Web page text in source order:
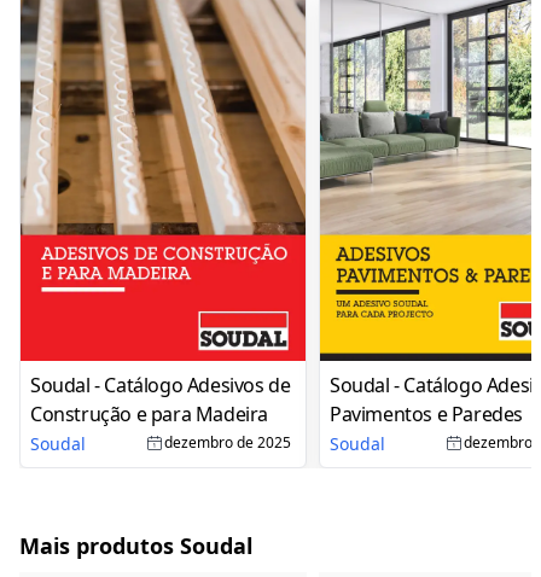
Soudal - Catálogo Adesivos de
Construção e para Madeira
Soudal dezembro de 2025
Soudal - Catálogo
Pavimentos e Paredes
Soudal dezembro
Mais produtos Soudal